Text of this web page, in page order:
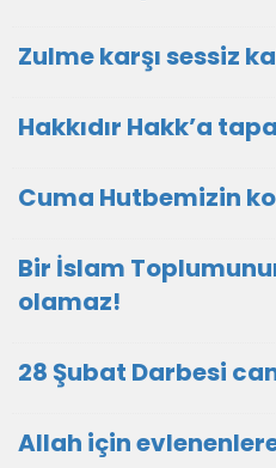
Zulme karşı sessiz
Hakkıdır Hakk’a
Cuma Hutbemizin
Bir İslam
olamaz!
28 Şubat Darbesi
Allah için